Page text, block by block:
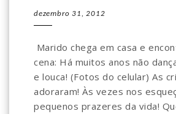
dezembro 31, 2012
Marido chega em casa e
cena: Há muitos anos não
e louca! (Fotos do celular) As
adoraram! Às vezes nos
pequenos prazeres da vida!